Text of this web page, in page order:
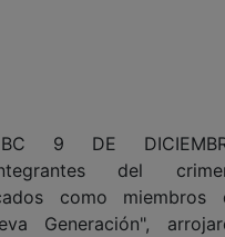
BC 9 DE
del
como
Generación",